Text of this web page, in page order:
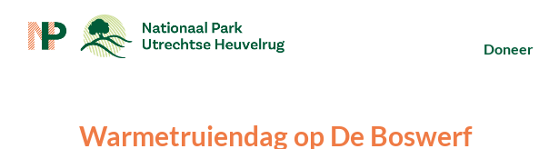
Doneer
Warmetruiendag op De Boswerf